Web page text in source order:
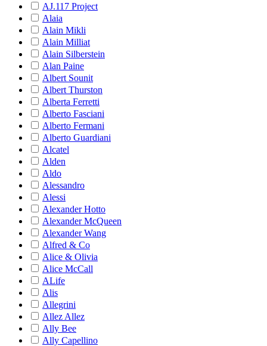
AJ.117 Project
Alaia
Alain Mikli
Alain Milliat
Alain Silberstein
Alan Paine
Albert Sounit
Albert Thurston
Alberta Ferretti
Alberto Fasciani
Alberto Fermani
Alberto Guardiani
Alcatel
Alden
Aldo
Alessandro
Alessi
Alexander Hotto
Alexander McQueen
Alexander Wang
Alfred & Co
Alice & Olivia
Alice McCall
ALife
Alis
Allegrini
Allez Allez
Ally Bee
Ally Capellino